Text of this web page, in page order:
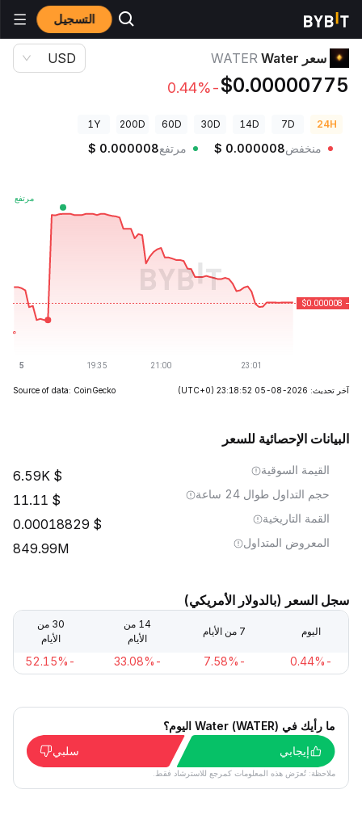
التسجيل أسعار العملات الرقمية
سعر Water WATER
$0.00000775
-0.44%
USD
24H
7D
14D
30D
60D
200D
1Y
منخفض $ 0.000008 مرتفع $ 0.000008
آخر تحديث: 2026-08-05 23:18:52 (UTC+0)
Source of data: CoinGecko
البيانات الإحصائية للسعر
القيمة السوقية 6.59K
حجم التداول طوال 24 ساعة 11.11
القمة التاريخية 0.00018829
المعروض المتداول 849.99M
سجل السعر (بالدولار الأمريكي)
اليوم 7 من الأيام
14 من
الأيام
30 من
الأيام
-0.44%
-7.58%
-33.08%
-52.15%
ما رأيك في Water (WATER) اليوم؟
إيجابي
سلبي
ملاحظة: تُعرَض هذه المعلومات كمرجع للاسترشاد فقط.